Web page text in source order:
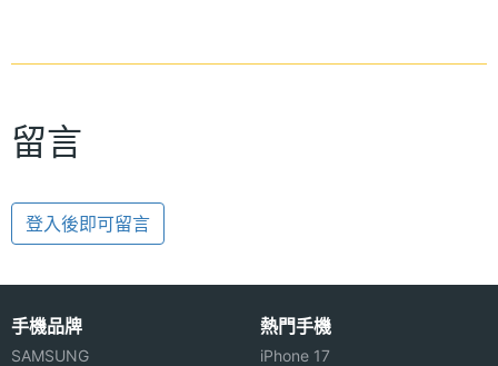
留言
登入後即可留言
手機品牌
SAMSUNG
熱門手機
iPhone 17